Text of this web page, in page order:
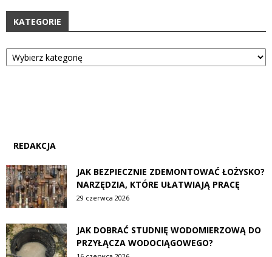
KATEGORIE
Kategorie
REDAKCJA
JAK BEZPIECZNIE ZDEMONTOWAĆ ŁOŻYSKO?
NARZĘDZIA, KTÓRE UŁATWIAJĄ PRACĘ
29 czerwca 2026
JAK DOBRAĆ STUDNIĘ WODOMIERZOWĄ DO
PRZYŁĄCZA WODOCIĄGOWEGO?